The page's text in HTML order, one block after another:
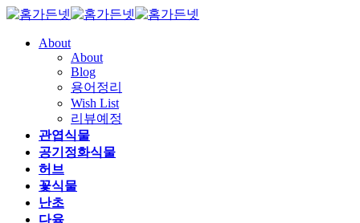
About
About
Blog
용어정리
Wish List
리뷰예정
관엽식물
공기정화식물
허브
꽃식물
난초
다육